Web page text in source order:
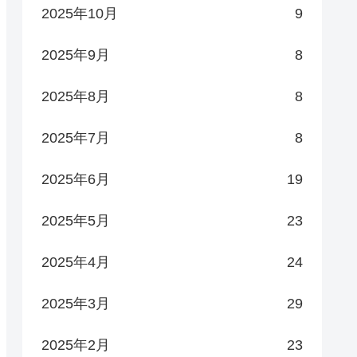
2025年10月 9
2025年9月 8
2025年8月 8
2025年7月 8
2025年6月 19
2025年5月 23
2025年4月 24
2025年3月 29
2025年2月 23